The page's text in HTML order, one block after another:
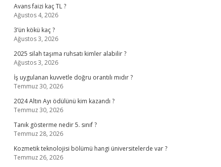
Avans faizi kaç TL ?
Ağustos 4, 2026
3’ün kökü kaç ?
Ağustos 3, 2026
2025 silah taşıma ruhsatı kimler alabilir ?
Ağustos 3, 2026
İş uygulanan kuvvetle doğru orantılı mıdır ?
Temmuz 30, 2026
2024 Altın Ayı ödülünü kim kazandı ?
Temmuz 30, 2026
Tanık gösterme nedir 5. sınıf ?
Temmuz 28, 2026
Kozmetik teknolojisi bölümü hangi üniversitelerde var ?
Temmuz 26, 2026